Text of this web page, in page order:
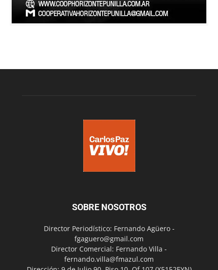
SOBRE NOSOTROS
Director Periodístico: Fernando Agüero -
fgaguero@gmail.com
Director Comercial: Fernando Villa -
fernando.villa@fmazul.com